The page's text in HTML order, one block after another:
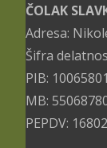
ČOLAK
Adresa:
Šifra
PIB:
MB:
PEPDV: